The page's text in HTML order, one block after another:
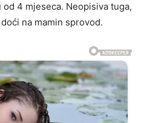
4 mjeseca. Neopisiva tuga,
na mamin sprovod.